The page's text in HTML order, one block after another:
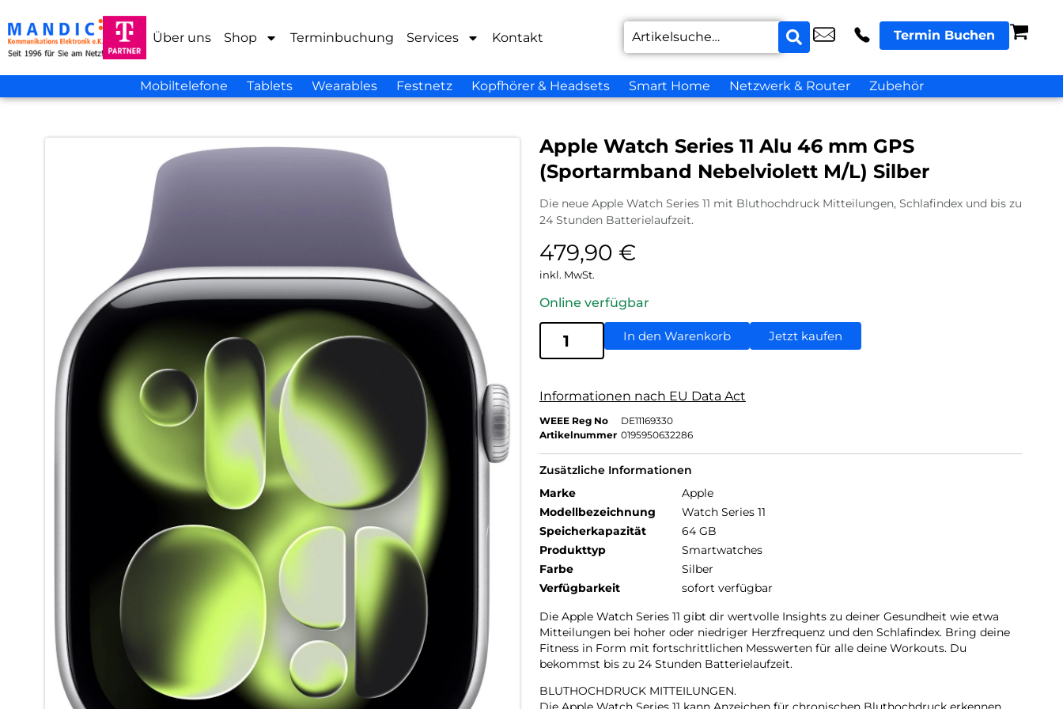
Über uns Shop Terminbuchung Services Kontakt Termin Buchen
Mobiltelefone Tablets Wearables Festnetz Kopfhörer & Headsets Smart Home Netzwerk & Router Zubehör
Apple Watch Series 11 Alu 46 mm GPS
(Sportarmband Nebelviolett M/L) Silber
Die neue Apple Watch Series 11 mit Bluthochdruck Mitteilungen, Schlafindex und bis zu
24 Stunden Batterielaufzeit.
479,90 €
inkl. MwSt.
Online verfügbar
In den Warenkorb Jetzt kaufen
Informationen nach EU Data Act
WEEE Reg No
DE11169330
Artikelnummer 0195950632286
Zusätzliche Informationen
Marke
Apple
Modellbezeichnung
Watch Series 11
Speicherkapazität
64 GB
Produkttyp
Smartwatches
Farbe
Silber
Verfügbarkeit
sofort verfügbar
Die Apple Watch Series 11 gibt dir wertvolle Insights zu deiner Gesundheit wie etwa
Mitteilungen bei hoher oder niedriger Herzfrequenz und den Schlafindex. Bring deine
Fitness in Form mit fortschrittlichen Messwerten für alle deine Workouts. Du
bekommst bis zu 24 Stunden Batterielaufzeit.
BLUTHOCHDRUCK MITTEILUNGEN.